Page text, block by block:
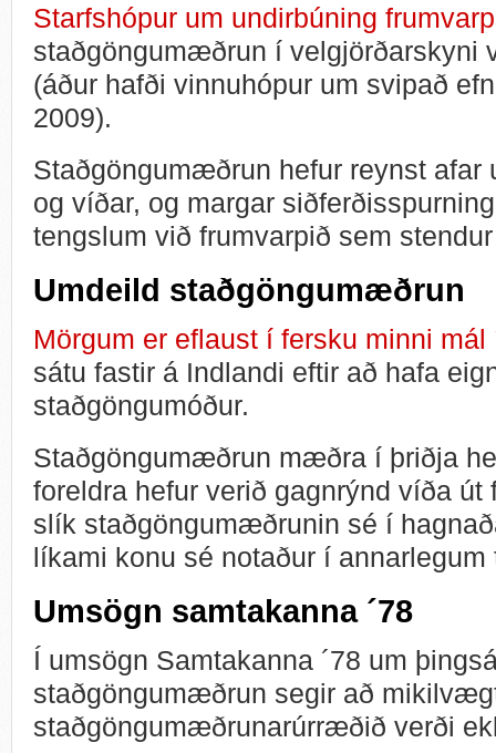
Starfshópur um undirbúning
staðgöngumæðrun í velgjörðarskyni
(áður hafði vinnuhópur um svipað
2009).
Staðgöngumæðrun hefur reynst afar
og víðar, og margar
tengslum við frumvarpið sem
Umdeild staðgöngumæðrun
Mörgum er eflaust í fersku minni
sátu fastir á Indlandi eftir að hafa
staðgöngumóður.
Staðgöngumæðrun mæðra í þriðja
foreldra hefur verið gagnrýnd víða út
slík staðgöngumæðrunin sé í
líkami konu sé notaður í annarlegum
Umsögn samtakanna ´78
Í umsögn Samtakanna ´78 um
staðgöngumæðrun segir að
staðgöngumæðrunarúrræðið verði